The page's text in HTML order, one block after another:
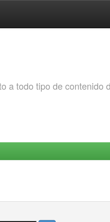
a todo tipo de contenido